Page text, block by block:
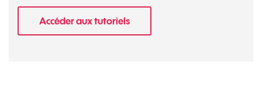
Accéder aux tutoriels- Nos tutoriels pour configurer et bien